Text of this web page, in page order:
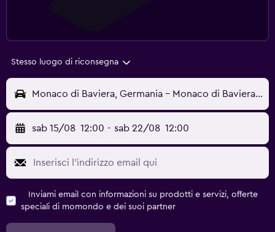
Stesso luogo di riconsegna
Monaco di Baviera, Germania - Monaco di Baviera (MUC)
sab 15/08 12:00 - sab 22/08 12:00
Inviami email con informazioni su prodotti e servizi, offerte
speciali di momondo e dei suoi partner